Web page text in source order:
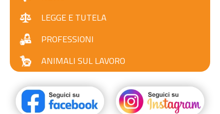
LEGGE E TUTELA
PROFESSIONI
ANIMALI SUL LAVORO